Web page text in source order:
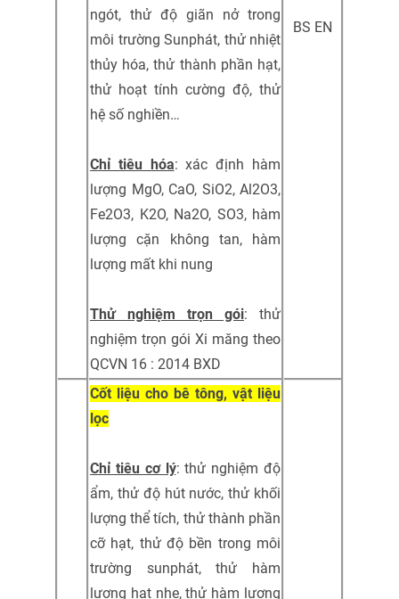
ngót, thử độ giãn nở trong
môi trường Sunphát, thử nhiệt
thủy hóa, thử thành phần hạt,
thử hoạt tính cường độ, thử
hệ số nghiền…
Chỉ tiêu hóa: xác định hàm
lượng MgO, CaO, SiO2, Al2O3,
Fe2O3, K2O, Na2O, SO3, hàm
lượng cặn không tan, hàm
lượng mất khi nung
Thử nghiệm trọn gói: thử
nghiệm trọn gói Xi măng theo
QCVN 16 : 2014 BXD
BS EN
Cốt liệu cho bê tông, vật liệu
lọc
Chỉ tiêu cơ lý: thử nghiệm độ
ẩm, thử độ hút nước, thử khối
lượng thể tích, thử thành phần
cỡ hạt, thử độ bền trong môi
trường sunphát, thử hàm
lượng hạt nhẹ, thử hàm lượng